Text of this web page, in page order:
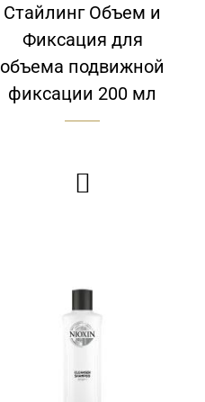
Стайлинг Объем и
Фиксация для
объема подвижной
фиксации 200 мл
